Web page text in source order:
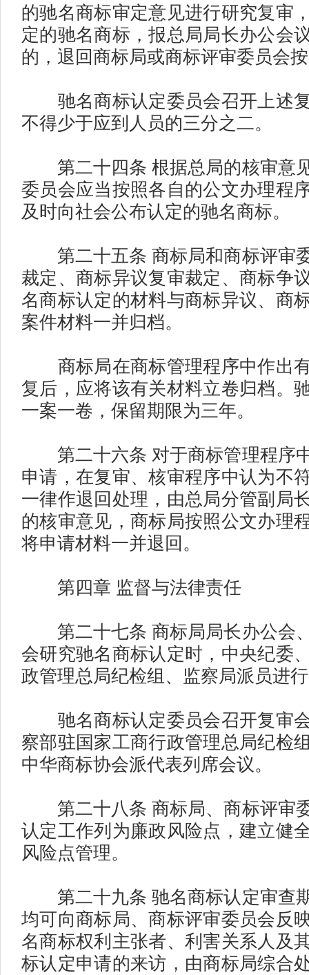
的驰名商标审定意见进行研究复审
定的驰名商标，报总局局长办公会
的，退回商标局或商标评审委员会
驰名商标认定委员会召开上述
不得少于应到人员的三分之二。
第二十四条 根据总局的核审意
委员会应当按照各自的公文办理程
及时向社会公布认定的驰名商标。
第二十五条 商标局和商标评审
裁定、商标异议复审裁定、商标争
名商标认定的材料与商标异议、商
案件材料一并归档。
商标局在商标管理程序中作出
复后，应将该有关材料立卷归档。
一案一卷，保留期限为三年。
第二十六条 对于商标管理程序
申请，在复审、核审程序中认为不
一律作退回处理，由总局分管副局
的核审意见，商标局按照公文办理
将申请材料一并退回。
第四章 监督与法律责任
第二十七条 商标局局长办公会
会研究驰名商标认定时，中央纪委
政管理总局纪检组、监察局派员进
驰名商标认定委员会召开复审
察部驻国家工商行政管理总局纪检
中华商标协会派代表列席会议。
第二十八条 商标局、商标评审
认定工作列为廉政风险点，建立健
风险点管理。
第二十九条 驰名商标认定审查
均可向商标局、商标评审委员会反
名商标权利主张者、利害关系人及
标认定申请的来访，由商标局综合